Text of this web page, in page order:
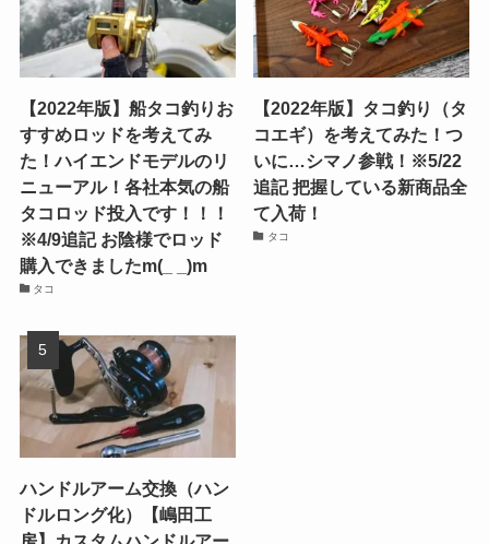
【2022年版】船タコ釣りお
すすめロッドを考えてみ
た！ハイエンドモデルのリ
ニューアル！各社本気の船
タコロッド投入です！！！
※4/9追記 お陰様でロッド
購入できましたm(_ _)m
タコ
【2022年版】タコ釣り（タ
コエギ）を考えてみた！つ
いに…シマノ参戦！※5/22
追記 把握している新商品全
て入荷！
タコ
ハンドルアーム交換（ハン
ドルロング化）【嶋田工